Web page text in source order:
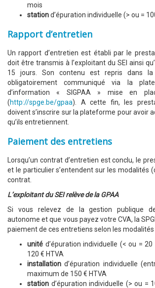
mois
stationd’épuration individuelle (> ou =
Rapport d’entretien
Un rapport d’entretien est établi par le
doit être transmis à l’exploitant du SEI ainsi
15 jours. Son contenu est repris dans
obligatoirement communiqué via la
d’information « SIGPAA » mise en
(http://spge.be/gpaa). A cette fin, les
doivent s’inscrire sur la plateforme pour avoir
qu’ils entretiennent.
Paiement des entretiens
Lorsqu’un contrat d’entretien est conclu, le
et le particulier s’entendent sur les modalités
contrat.
L’exploitant du SEI relève de la GPAA
Si vous relevez de la gestion publique de
autonome et que vous payez votre CVA, la
paiement de ces entretiens selon les modalités
unité d’épuration individuelle (< ou =
120 € HTVA
installation d’épuration individuelle
maximum de 150 € HTVA
station d’épuration individuelle (> ou =